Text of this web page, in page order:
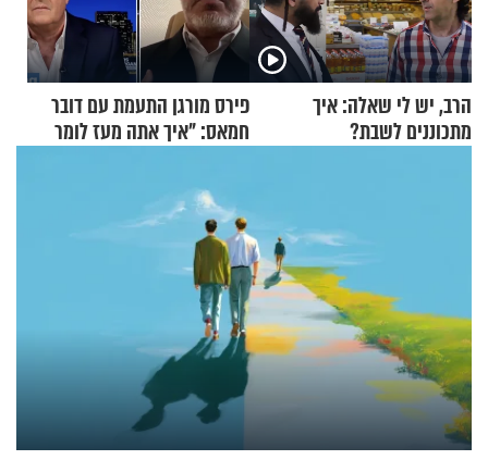
הרב, יש לי שאלה: איך
מתכוננים לשבת?
פירס מורגן התעמת עם דובר
חמאס: "איך אתה מעז לומר